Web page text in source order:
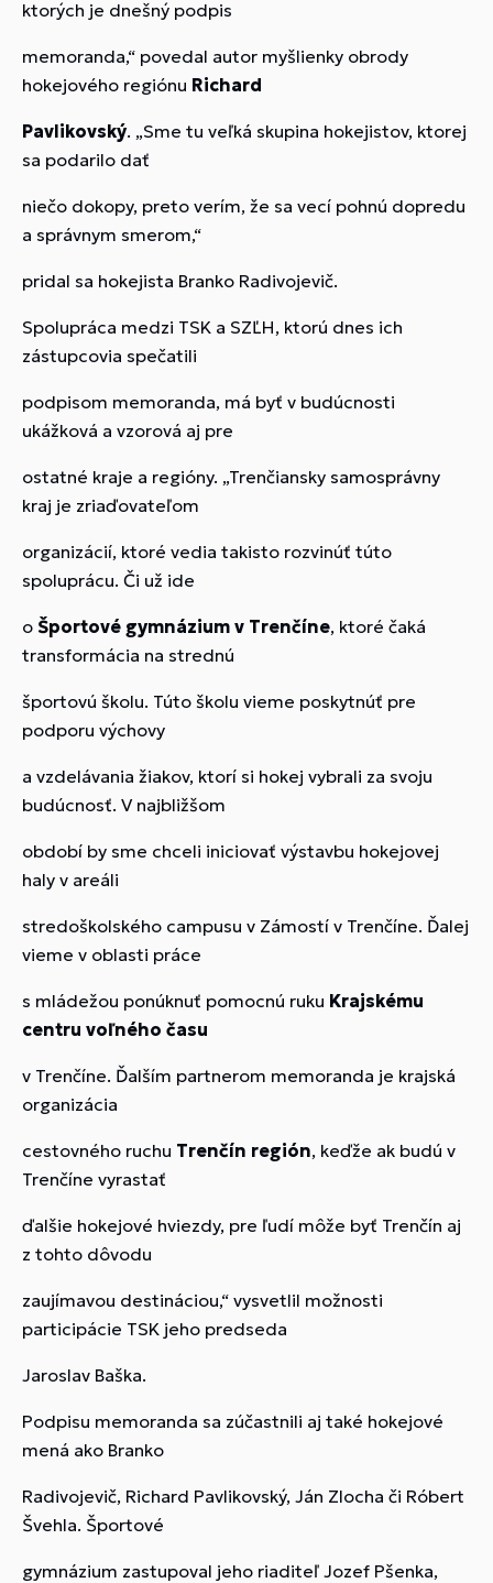
ktorých je dnešný podpis
memoranda,“ povedal autor myšlienky obrody
hokejového regiónu Richard
Pavlikovský. „Sme tu veľká skupina hokejistov, ktorej
sa podarilo dať
niečo dokopy, preto verím, že sa vecí pohnú dopredu
a správnym smerom,“
pridal sa hokejista Branko Radivojevič.
Spolupráca medzi TSK a SZĽH, ktorú dnes ich
zástupcovia spečatili
podpisom memoranda, má byť v budúcnosti
ukážková a vzorová aj pre
ostatné kraje a regióny. „Trenčiansky samosprávny
kraj je zriaďovateľom
organizácií, ktoré vedia takisto rozvinúť túto
spoluprácu. Či už ide
o Športové gymnázium v Trenčíne, ktoré čaká
transformácia na strednú
športovú školu. Túto školu vieme poskytnúť pre
podporu výchovy
a vzdelávania žiakov, ktorí si hokej vybrali za svoju
budúcnosť. V najbližšom
období by sme chceli iniciovať výstavbu hokejovej
haly v areáli
stredoškolského campusu v Zámostí v Trenčíne. Ďalej
vieme v oblasti práce
s mládežou ponúknuť pomocnú ruku Krajskému
centru voľného času
v Trenčíne. Ďalším partnerom memoranda je krajská
organizácia
cestovného ruchu Trenčín región, keďže ak budú v
Trenčíne vyrastať
ďalšie hokejové hviezdy, pre ľudí môže byť Trenčín aj
z tohto dôvodu
zaujímavou destináciou,“ vysvetlil možnosti
participácie TSK jeho predseda
Jaroslav Baška.
Podpisu memoranda sa zúčastnili aj také hokejové
mená ako Branko
Radivojevič, Richard Pavlikovský, Ján Zlocha či Róbert
Švehla. Športové
gymnázium zastupoval jeho riaditeľ Jozef Pšenka,